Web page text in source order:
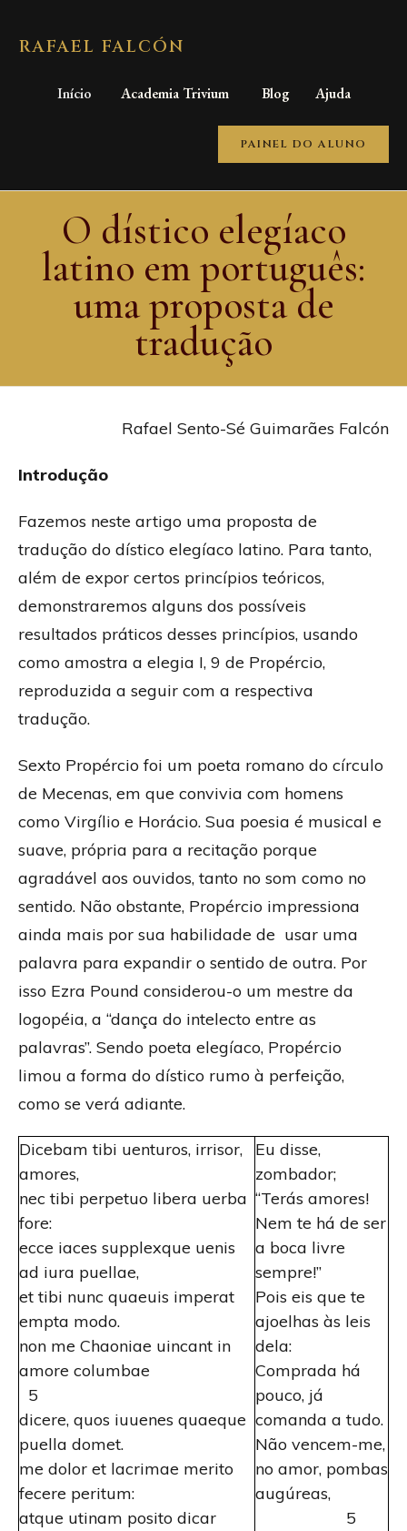
RAFAEL FALCÓN
Início Academia Trivium Blog Ajuda
PAINEL DO ALUNO
O dístico elegíaco
latino em português:
uma proposta de
tradução
Rafael Sento-Sé Guimarães Falcón
Introdução
Fazemos neste artigo uma proposta de
tradução do dístico elegíaco latino. Para tanto,
além de expor certos princípios teóricos,
demonstraremos alguns dos possíveis
resultados práticos desses princípios, usando
como amostra a elegia I, 9 de Propércio,
reproduzida a seguir com a respectiva
tradução.
Sexto Propércio foi um poeta romano do círculo
de Mecenas, em que convivia com homens
como Virgílio e Horácio. Sua poesia é musical e
suave, própria para a recitação porque
agradável aos ouvidos, tanto no som como no
sentido. Não obstante, Propércio impressiona
ainda mais por sua habilidade de usar uma
palavra para expandir o sentido de outra. Por
isso Ezra Pound considerou-o um mestre da
logopéia, a “dança do intelecto entre as
palavras”. Sendo poeta elegíaco, Propércio
limou a forma do dístico rumo à perfeição,
como se verá adiante.
Dicebam tibi uenturos, irrisor,
amores,
nec tibi perpetuo libera uerba
fore:
ecce iaces supplexque uenis
ad iura puellae,
et tibi nunc quaeuis imperat
empta modo.
non me Chaoniae uincant in
amore columbae
5
dicere, quos iuuenes quaeque
puella domet.
me dolor et lacrimae merito
fecere peritum:
atque utinam posito dicar
Eu disse,
zombador;
“Terás amores!
Nem te há de ser
a boca livre
sempre!”
Pois eis que te
ajoelhas às leis
dela:
Comprada há
pouco, já
comanda a tudo.
Não vencem-me,
no amor, pombas
augúreas,
5